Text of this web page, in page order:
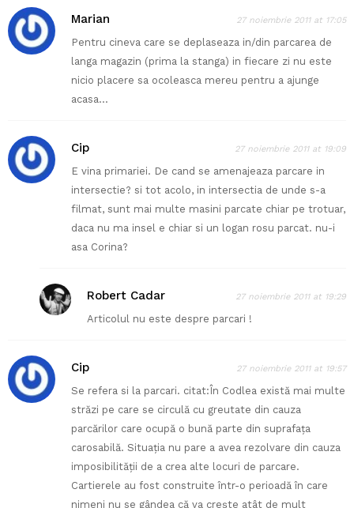
Marian 27 noiembrie 2011 at 17:05
Pentru cineva care se deplaseaza in/din parcarea de
langa magazin (prima la stanga) in fiecare zi nu este
nicio placere sa ocoleasca mereu pentru a ajunge
acasa…
Cip 27 noiembrie 2011 at 19:09
E vina primariei. De cand se amenajeaza parcare in
intersectie? si tot acolo, in intersectia de unde s-a
filmat, sunt mai multe masini parcate chiar pe trotuar,
daca nu ma insel e chiar si un logan rosu parcat. nu-i
asa Corina?
Robert Cadar 27 noiembrie 2011 at 19:29
Articolul nu este despre parcari !
Cip 27 noiembrie 2011 at 19:57
Se refera si la parcari. citat:În Codlea există mai multe
străzi pe care se circulă cu greutate din cauza
parcărilor care ocupă o bună parte din suprafaţa
carosabilă. Situaţia nu pare a avea rezolvare din cauza
imposibilităţii de a crea alte locuri de parcare.
Cartierele au fost construite într-o perioadă în care
nimeni nu se gândea că va creşte atât de mult